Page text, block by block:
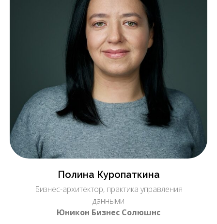
Полина Куропаткина
Бизнес-архитектор, практика управления
данными
Юникон Бизнес Солюшнс